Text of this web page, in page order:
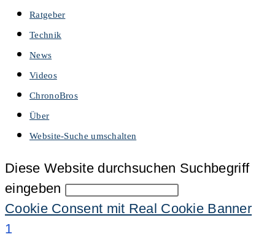
Ratgeber
Technik
News
Videos
ChronoBros
Über
Website-Suche umschalten
Diese Website durchsuchen Suchbegriff
eingeben
Cookie Consent mit Real Cookie Banner
1